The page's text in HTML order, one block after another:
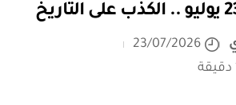
23/07/2026